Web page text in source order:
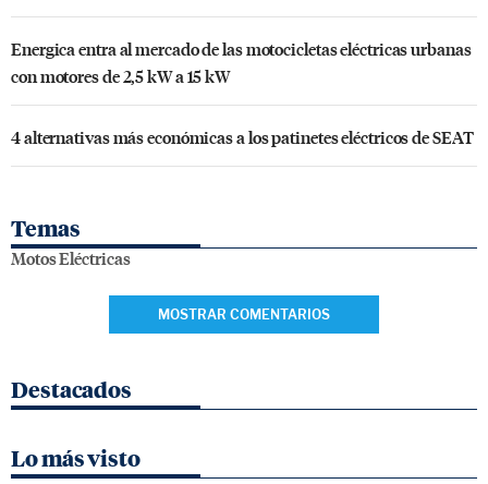
Energica entra al mercado de las motocicletas eléctricas urbanas
con motores de 2,5 kW a 15 kW
4 alternativas más económicas a los patinetes eléctricos de SEAT
Temas
Motos Eléctricas
MOSTRAR COMENTARIOS
Destacados
Lo más visto